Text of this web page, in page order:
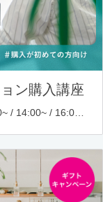
ン購入講座
木・金・土・日・祝日開催 10:30~ / 13:00~ / 14:00~ / 16:00~ / 17:00~/ 18:30~/ 19:30~